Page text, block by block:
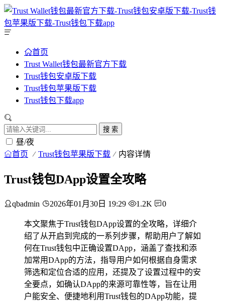
首页
Trust Wallet钱包最新官方下载
Trust钱包安卓版下载
Trust钱包苹果版下载
Trust钱包下载app
搜 索
昼/夜
首页 Trust钱包苹果版下载 内容详情
Trust钱包DApp设置全攻略
qbadmin 2026年01月30日 19:29 1.2K 0
本文聚焦于Trust钱包DApp设置的全攻略，详细介
绍了从开启到完成的一系列步骤，帮助用户了解如
何在Trust钱包中正确设置DApp，涵盖了查找和添
加常用DApp的方法，指导用户如何根据自身需求
筛选和定位合适的应用，还提及了设置过程中的安
全要点，如确认DApp的来源可靠性等，旨在让用
户能安全、便捷地利用Trust钱包的DApp功能，提